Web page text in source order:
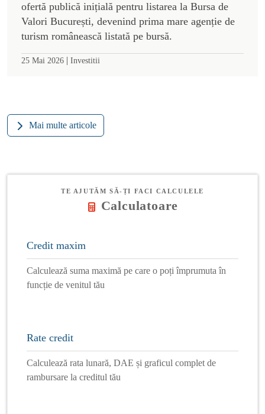
ofertă publică inițială pentru listarea la Bursa de
Valori București, devenind prima mare agenție de
turism românească listată pe bursă.
25 Mai 2026 | Investitii
Mai multe articole
TE AJUTĂM SĂ-ȚI FACI CALCULELE
Calculatoare
Credit maxim
Calculează suma maximă pe care o poți împrumuta în
funcție de venitul tău
Rate credit
Calculează rata lunară, DAE și graficul complet de
rambursare la creditul tău